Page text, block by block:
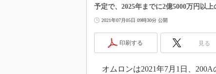
世界を
この
で起こ
製品
予定で、2025年までに2億5000万円以上
2021年07月05日 09時30分 公開
印刷する 見る
オムロンは2021年7月1日、